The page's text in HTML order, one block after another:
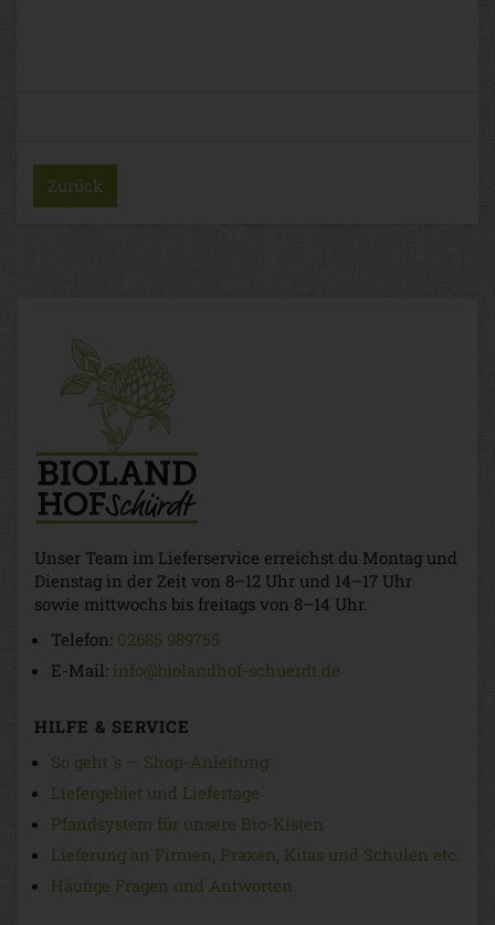
Zurück
Unser Team im Lieferservice erreichst du Montag und
Dienstag in der Zeit von 8–12 Uhr und 14–17 Uhr
sowie mittwochs bis freitags von 8–14 Uhr.
Telefon: 02685 989755
E-Mail: info@biolandhof-schuerdt.de
HILFE & SERVICE
So geht 's — Shop-Anleitung
Liefergebiet und Liefertage
Pfandsystem für unsere Bio-Kisten
Lieferung an Firmen, Praxen, Kitas und Schulen etc.
Häufige Fragen und Antworten